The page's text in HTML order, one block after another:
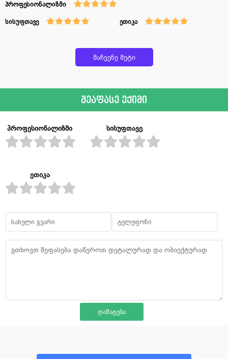
პროფესიონალიზმი
სისუფთავე ეთიკა
მაჩვენე მეტი
შეაფასე ექიმი
პროფესიონალიზმი სისუფთავე
ეთიკა